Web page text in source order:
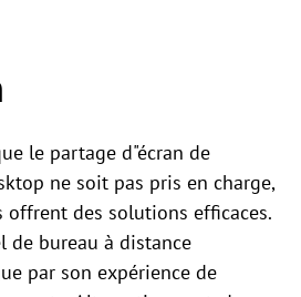
le partage d"écran de
ne soit pas pris en charge,
des solutions efficaces.
de bureau à distance
par son expérience de